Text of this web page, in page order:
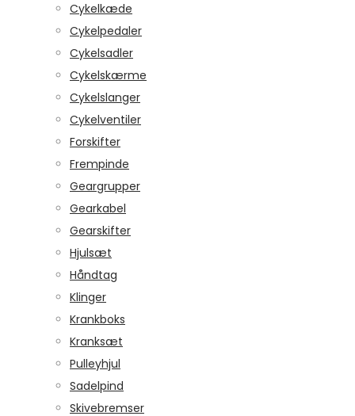
Cykelkæde
Cykelpedaler
Cykelsadler
Cykelskærme
Cykelslanger
Cykelventiler
Forskifter
Frempinde
Geargrupper
Gearkabel
Gearskifter
Hjulsæt
Håndtag
Klinger
Krankboks
Kranksæt
Pulleyhjul
Sadelpind
Skivebremser